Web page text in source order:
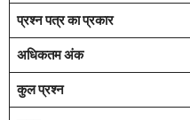
प्रश्न पत्र का प्रकार
अधिकतम अंक
कुल प्रश्न